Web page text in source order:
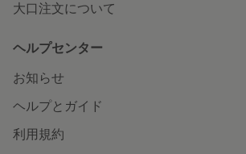
大口注文について
ヘルプセンター
お知らせ
ヘルプとガイド
利用規約